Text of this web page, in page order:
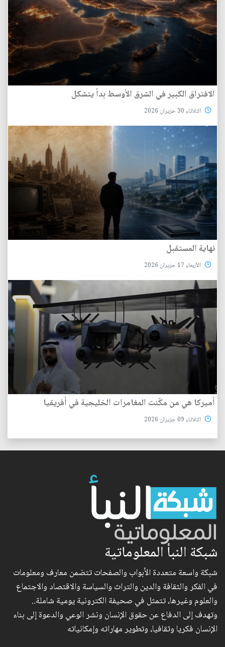
الافتراق الكبير في الشرق الأوسط بدأ يتشكل
الثلاثاء 30 حزيران 2026
نهاية المستقبل
الأربعاء 17 حزيران 2026
أميركا هي من مكّنت المغامرات الخليجية في أفريقيا
الثلاثاء 09 حزيران 2026
شبكة النبأ المعلوماتية
شبكة واسعة متعددة الأبواب والصفحات تتضمن معارف ومعلومات
في الفكر والثقافة والدين والتراث والسياسة والاقتصاد والاجتماع
والعلوم وغيرها، تتمثل في صحيفة الكترونية يومية شاملة..
وتهدف إلى الدفاع عن حقوق الإنسان ونشر الوعي والدعوة إلى بناء
الإنسان فكريا وثقافيا، وتطوير مهاراته وإمكانياته